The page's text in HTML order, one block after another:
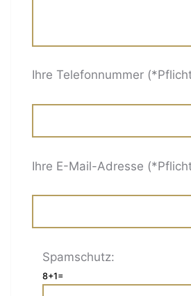
Ihre Telefonnummer
Ihre E-Mail-Adresse
Spamschutz:
8+1=